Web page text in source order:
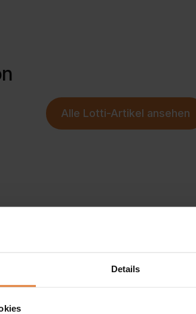
Details
Alle Lotti-Artikel ansehen